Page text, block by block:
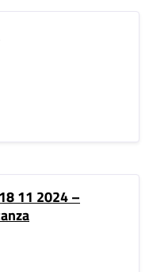
11 2024 –